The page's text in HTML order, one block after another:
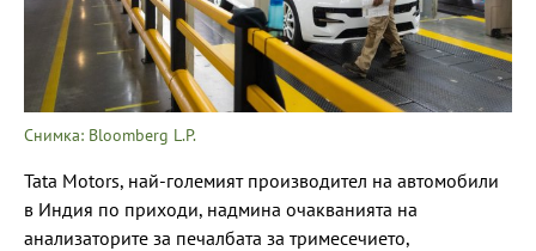
Снимка: Bloomberg L.P.
Tata Motors, най-големият производител на автомобили
в Индия по приходи, надмина очакванията на
анализаторите за печалбата за тримесечието,